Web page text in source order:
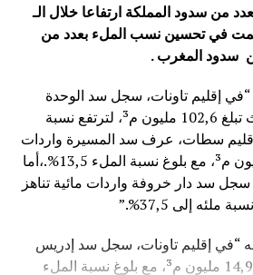
من سدود المملكة ارتفاعا خلال الـ
في تحسين نسب الملء بعدد من
سدود المغرب .
“في إقليم تاونات، سجل سد الوحدة
أعلى واردات مائية، حيث تبلغ 102,6 مليون م³، لترتفع نسبة
إقليم سطات، عرف سد المسيرة واردات
مائية تصل إلى 18,4 مليون م³، مع بلوغ نسبة الملء 13,5%.،أما
سد دار خروفة واردات مائية تناهز
“في إقليم تاونات، سجل سد إدريس
الأول واردات مائية تبلغ 14,9 مليون م³، مع بلوغ نسبة الملء